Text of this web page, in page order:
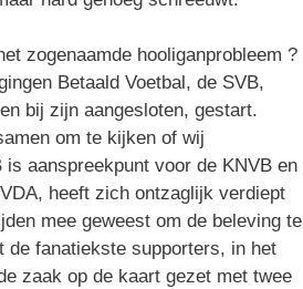
zogenaamde hooliganprobleem ?
Betaald Voetbal, de SVB,
bij zijn aangesloten, gestart.
om te kijken of wij
aanspreekpunt voor de KNVB en
heeft zich ontzaglijk verdiept
mee geweest om de beleving te
de fanatiekste supporters, in het
zaak op de kaart gezet met twee